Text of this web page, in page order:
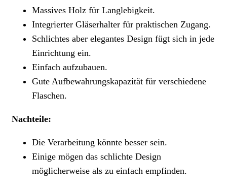
Massives Holz für Langlebigkeit.
Integrierter Gläserhalter für praktischen Zugang.
Schlichtes aber elegantes Design fügt sich in jede
Einrichtung ein.
Einfach aufzubauen.
Gute Aufbewahrungskapazität für verschiedene
Flaschen.
Nachteile:
Die Verarbeitung könnte besser sein.
Einige mögen das schlichte Design
möglicherweise als zu einfach empfinden.